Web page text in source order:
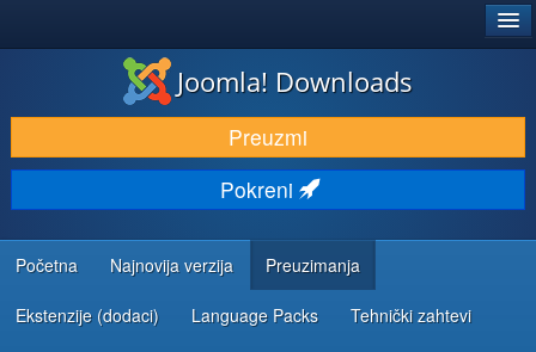
PREUZIMANJE I PROŠIRENJA (EKSTENZIJE)
OTKRIJTE I NAUČITE
ZAJEDNICA I PODRŠKA
RESURSI ZA RAZVOJ
Joomla! Downloads
Preuzmi
Pokreni
Početna Najnovija verzija Preuzimanja
Ekstenzije (dodaci) Language Packs Tehnički zahtevi